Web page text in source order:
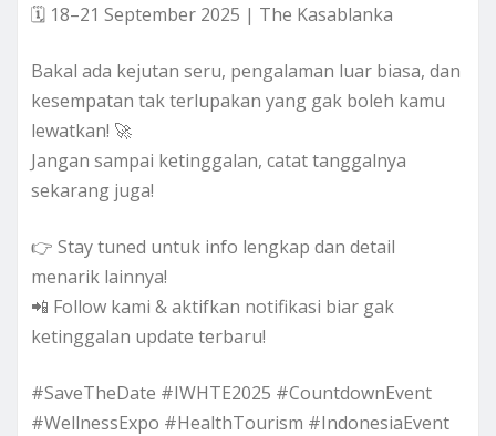
🗓 18–21 September 2025 | The Kasablanka
Bakal ada kejutan seru, pengalaman luar biasa, dan
kesempatan tak terlupakan yang gak boleh kamu
lewatkan! 🚀
Jangan sampai ketinggalan, catat tanggalnya
sekarang juga!
👉 Stay tuned untuk info lengkap dan detail
menarik lainnya!
📲 Follow kami & aktifkan notifikasi biar gak
ketinggalan update terbaru!
#SaveTheDate #IWHTE2025 #CountdownEvent
#WellnessExpo #HealthTourism #IndonesiaEvent